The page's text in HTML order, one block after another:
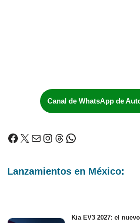
Canal de WhatsApp de
Lanzamientos en México:
Kia EV3 2027: el